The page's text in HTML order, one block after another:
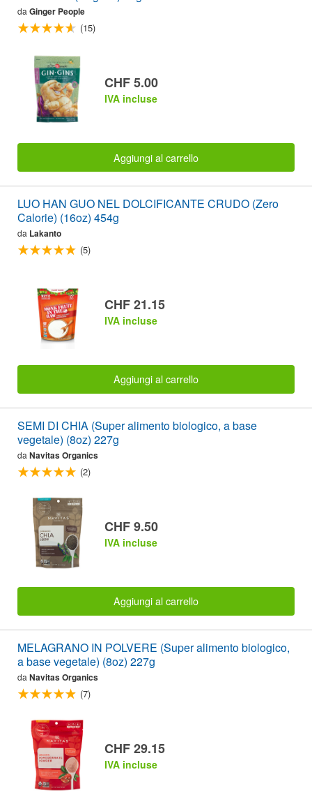
da Ginger People
(15)
CHF 5.00
IVA incluse
Aggiungi al carrello
LUO HAN GUO NEL DOLCIFICANTE CRUDO (Zero
Calorie) (16oz) 454g
da Lakanto
(5)
CHF 21.15
IVA incluse
Aggiungi al carrello
SEMI DI CHIA (Super alimento biologico, a base
vegetale) (8oz) 227g
da Navitas Organics
(2)
CHF 9.50
IVA incluse
Aggiungi al carrello
MELAGRANO IN POLVERE (Super alimento biologico,
a base vegetale) (8oz) 227g
da Navitas Organics
(7)
CHF 29.15
IVA incluse